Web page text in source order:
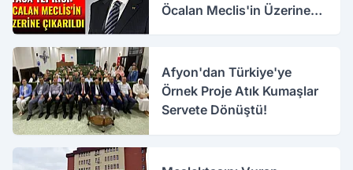
Öcalan Meclis'in Üzerine
Afyon'dan Türkiye'ye
Örnek Proje Atık Kumaşlar
Servete Dönüştü!